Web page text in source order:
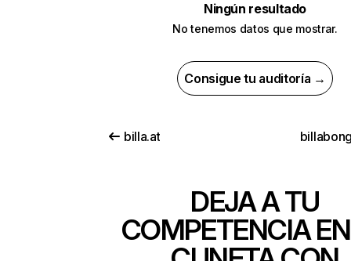
Ningún resultado
No tenemos datos que mostrar.
Consigue tu auditoría →
billa.at
DEJA A TU
COMPETENCIA